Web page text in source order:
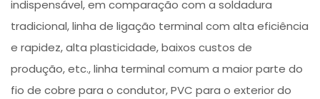
indispensável, em comparação com a soldadura
tradicional, linha de ligação terminal com alta eficiência
e rapidez, alta plasticidade, baixos custos de
produção, etc., linha terminal comum a maior parte do
fio de cobre para o condutor, PVC para o exterior do